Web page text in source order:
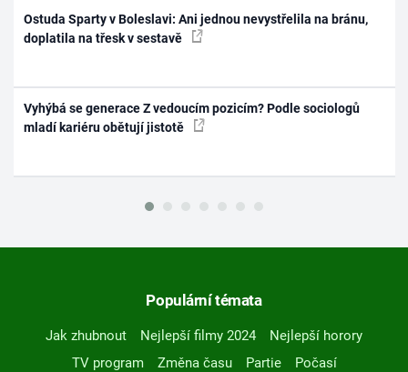
Ostuda Sparty v Boleslavi: Ani jednou nevystřelila na bránu,
doplatila na třesk v sestavě
Vyhýbá se generace Z vedoucím pozicím? Podle sociologů
mladí kariéru obětují jistotě
Populární témata
Jak zhubnout Nejlepší filmy 2024
Nejlepší horory
TV program
Změna času Partie
Počasí